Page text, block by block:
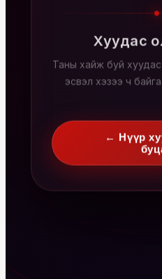
Хуудас
Таны хайж буй хуудас
эсвэл хэзээ ч
← Нүүр